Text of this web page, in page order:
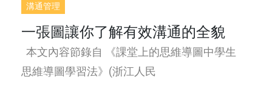
溝通管理
一張圖讓你了解有效溝通的全貌
本文內容節錄自 《課堂上的思維導圖中學生
思維導圖學習法》(浙江人民